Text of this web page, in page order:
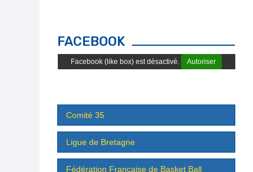
FACEBOOK
Facebook (like box) est désactivé. Autoriser
Comité 35
Ligue de Bretagne
Fédération Française de Basket Ball